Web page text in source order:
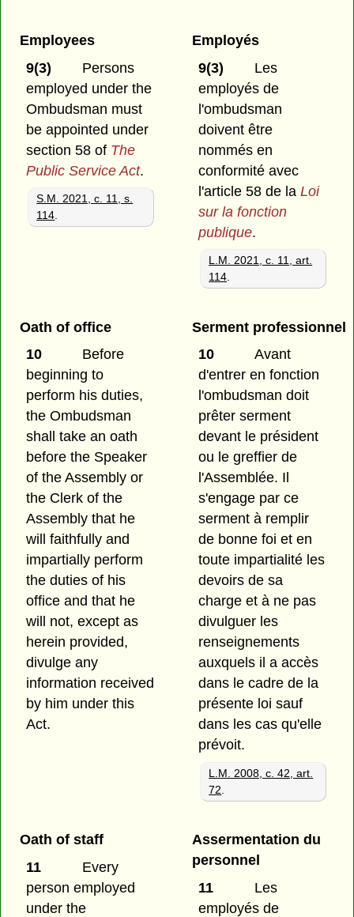
Employees
9(3)
Persons
employed under the
Ombudsman must
be appointed under
section 58 of The
Public Service Act.
S.M. 2021, c. 11, s.
114.
Employés
9(3)
Les
employés de
l'ombudsman
doivent être
nommés en
conformité avec
l'article 58 de laLoi
sur la fonction
publique.
L.M. 2021, c. 11, art.
114.
Oath of office
10
Before
beginning to
perform his duties,
the Ombudsman
shall take an oath
before the Speaker
of the Assembly or
the Clerk of the
Assembly that he
will faithfully and
impartially perform
the duties of his
office and that he
will not, except as
herein provided,
divulge any
information received
by him under this
Act.
Serment professionnel
10
Avant
d'entrer en fonction
l'ombudsman doit
prêter serment
devant le président
ou le greffier de
l'Assemblée. Il
s'engage par ce
serment à remplir
de bonne foi et en
toute impartialité les
devoirs de sa
charge et à ne pas
divulguer les
renseignements
auxquels il a accès
dans le cadre de la
présente loi sauf
dans les cas qu'elle
prévoit.
L.M. 2008, c. 42, art.
72
Oath of staff
11
Every
person employed
under the
Assermentation du
personnel
11
Les
employés de